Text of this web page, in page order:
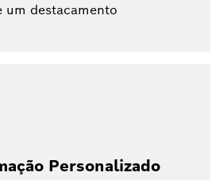
um destacamento
Personalizado